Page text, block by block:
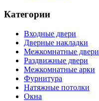
Категории
Входные двери
Дверные накладки
Межкомнатные двери
Раздвижные двери
Межкомнатные арки
Фурнитура
Натяжные потолки
Окна